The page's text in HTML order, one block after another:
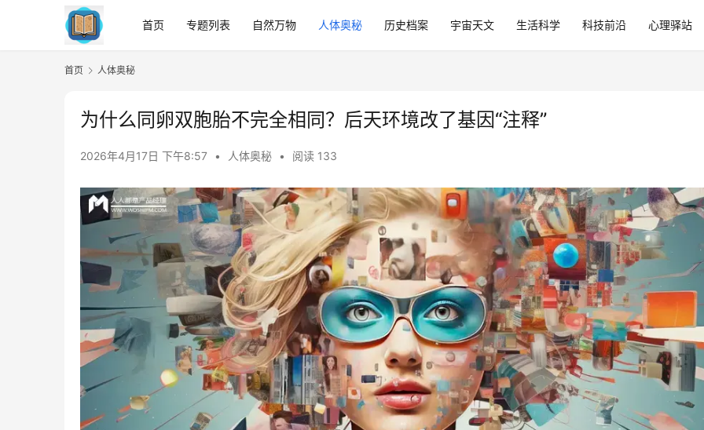
首页 专题列表 自然万物 人体奥秘 历史档案 宇宙天文 生活科学 科技前沿 心理驿站
首页 人体奥秘
为什么同卵双胞胎不完全相同？后天环境改了基因“注释”
2026年4月17日 下午8:57 • 人体奥秘 • 阅读 133